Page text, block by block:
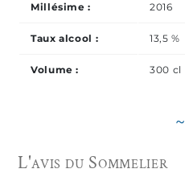
Millésime : 2016
Taux alcool : 13,5 %
Volume : 300 cl
~
L'avis du Sommelier